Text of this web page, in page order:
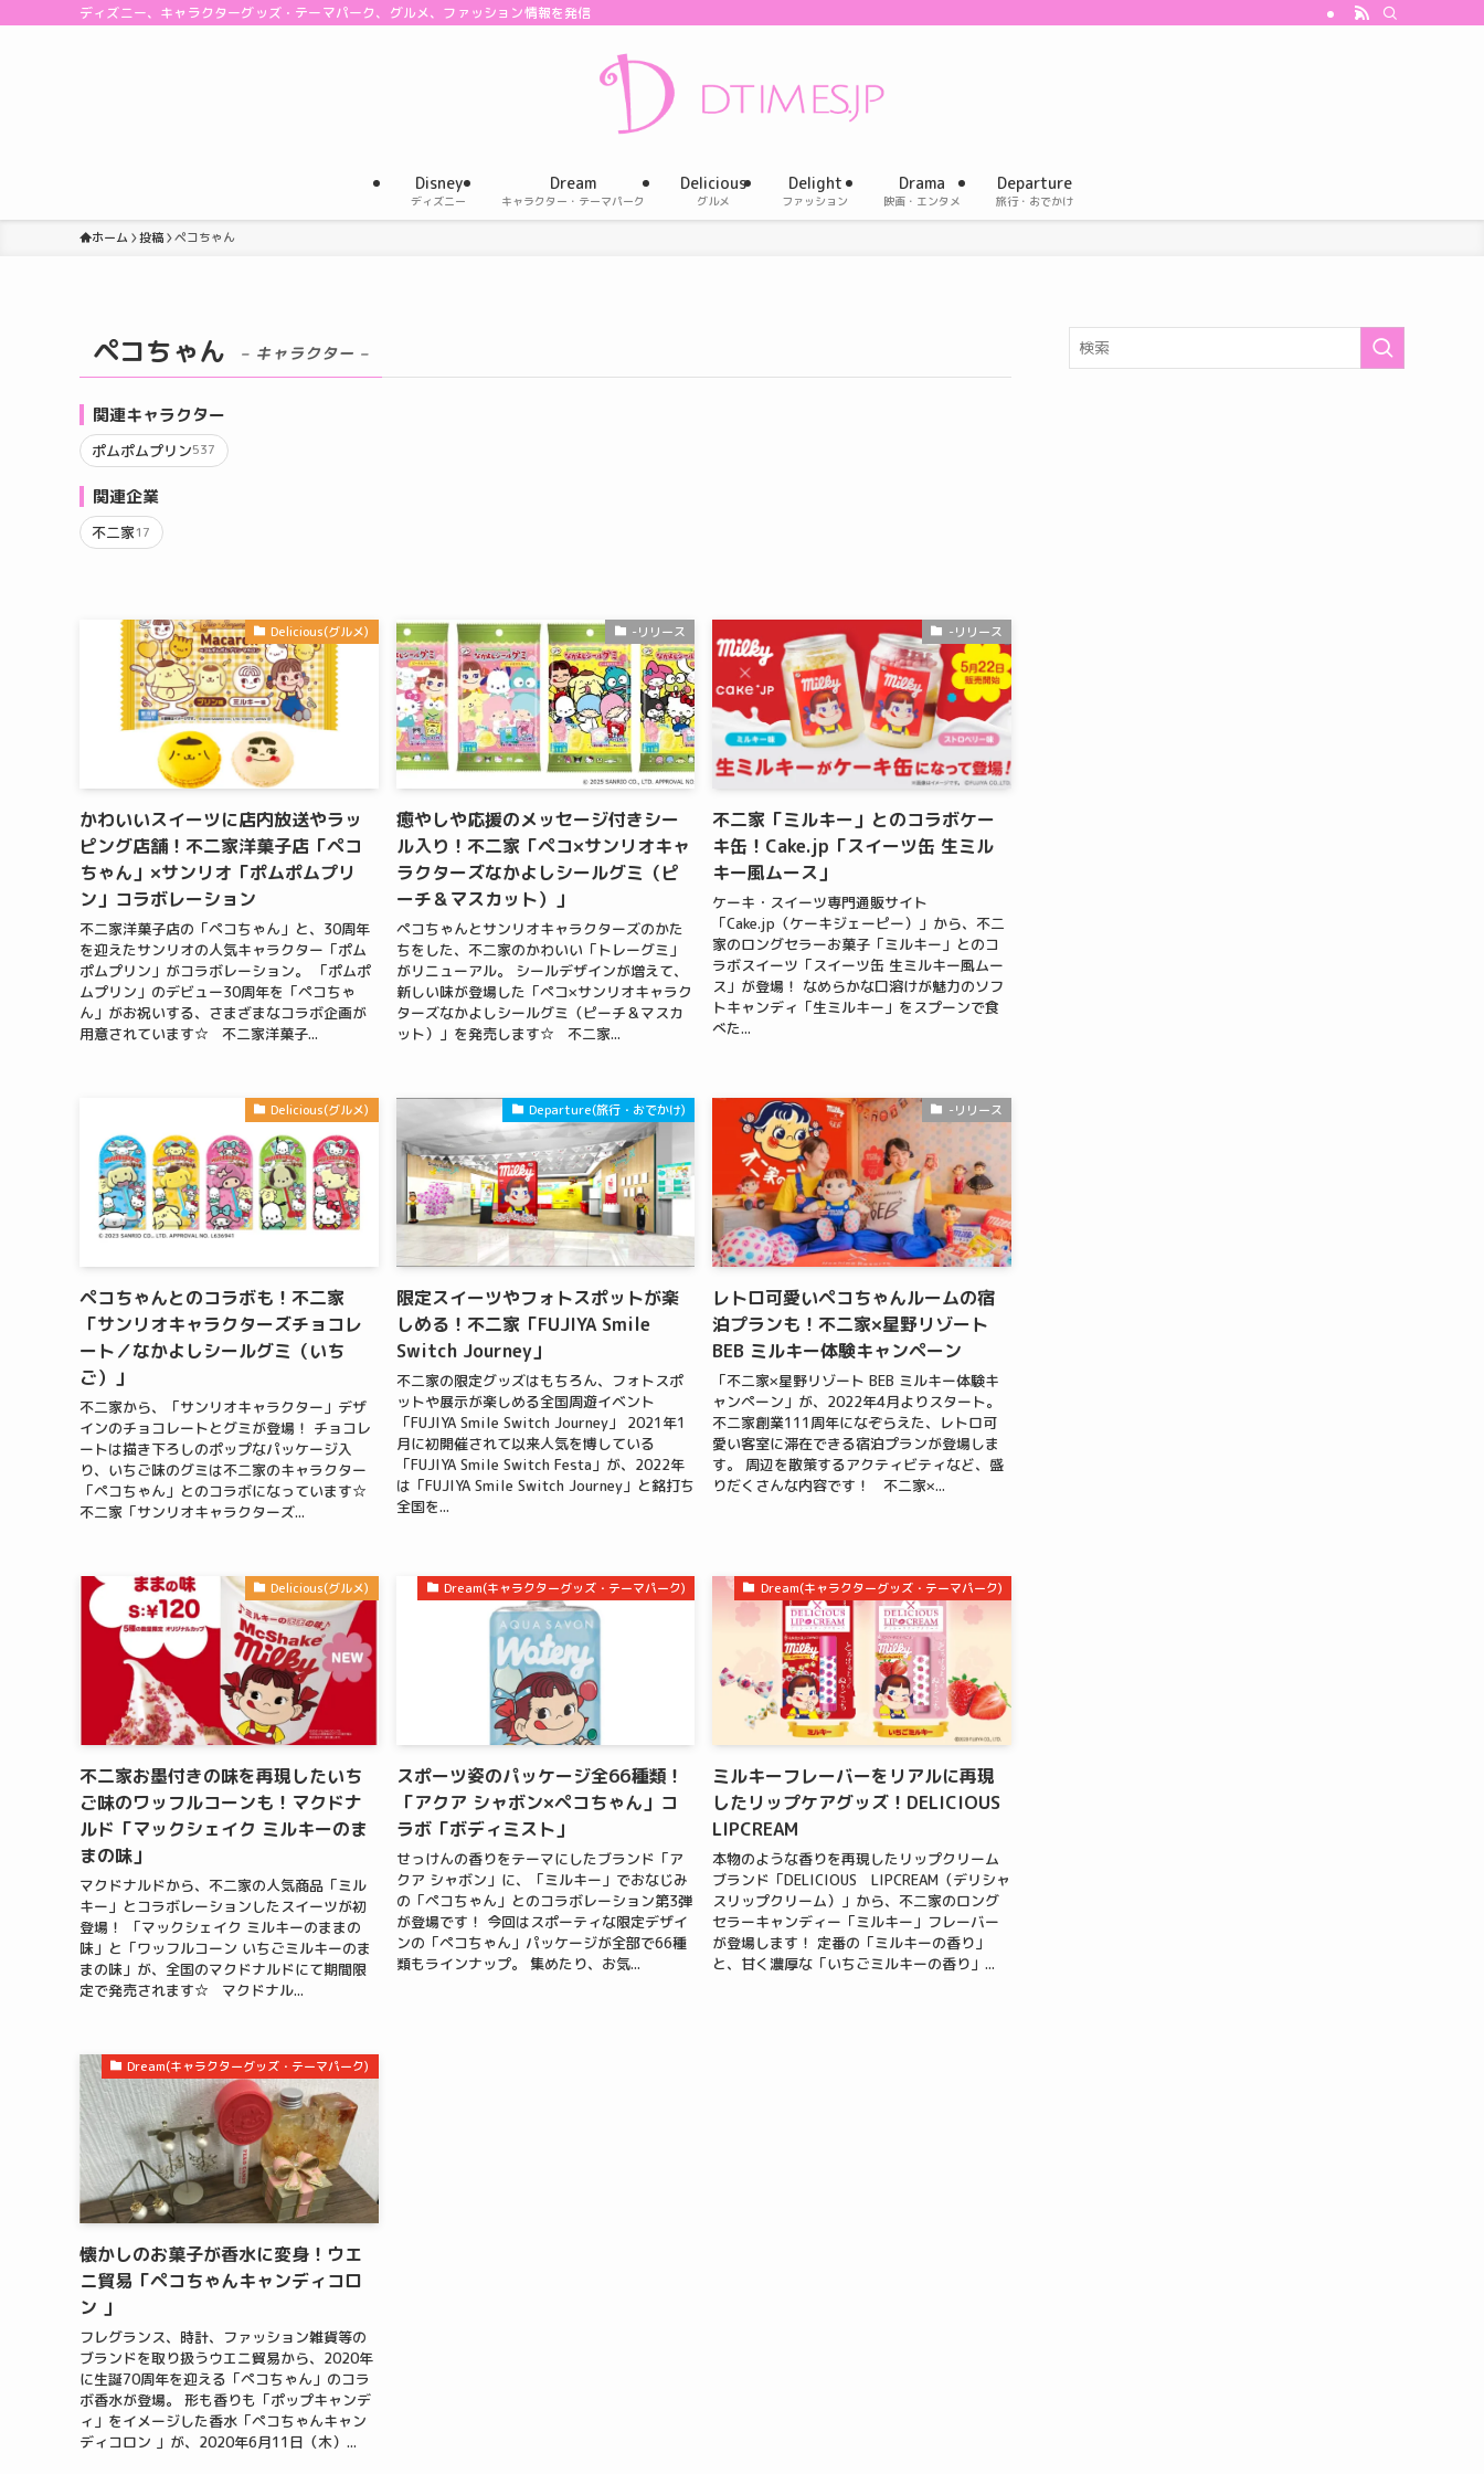
ディズニー、キャラクターグッズ・テーマパーク、グルメ、ファッション情報を発信
Disney
ディズニー
Dream
キャラクター・テーマパーク
Delicious
グルメ
Delight
ファッション
Drama
映画・エンタメ
Departure
旅行・おでかけ
ホーム 投稿 ペコちゃん
ペコちゃん – キャラクター –
関連キャラクター
ポムポムプリン537
関連企業
不二家17
Delicious(グルメ)
かわいいスイーツに店内放送やラッ
ピング店舗！不二家洋菓子店「ペコ
ちゃん」×サンリオ「ポムポムプリ
ン」コラボレーション
不二家洋菓子店の「ペコちゃん」と、30周年
を迎えたサンリオの人気キャラクター「ポム
ポムプリン」がコラボレーション。 「ポムポ
ムプリン」のデビュー30周年を「ペコちゃ
ん」がお祝いする、さまざまなコラボ企画が
用意されています☆ 不二家洋菓子...
-リリース
癒やしや応援のメッセージ付きシー
ル入り！不二家「ペコ×サンリオキャ
ラクターズなかよしシールグミ（ピ
ーチ＆マスカット）」
ペコちゃんとサンリオキャラクターズのかた
ちをした、不二家のかわいい「トレーグミ」
がリニューアル。 シールデザインが増えて、
新しい味が登場した「ペコ×サンリオキャラク
ターズなかよしシールグミ（ピーチ＆マスカ
ット）」を発売します☆ 不二家...
-リリース
不二家「ミルキー」とのコラボケー
キ缶！Cake.jp「スイーツ缶 生ミル
キー風ムース」
ケーキ・スイーツ専門通販サイト
「Cake.jp（ケーキジェーピー）」から、不二
家のロングセラーお菓子「ミルキー」とのコ
ラボスイーツ「スイーツ缶 生ミルキー風ムー
ス」が登場！ なめらかな口溶けが魅力のソフ
トキャンディ「生ミルキー」をスプーンで食
べた...
Delicious(グルメ)
ペコちゃんとのコラボも！不二家
「サンリオキャラクターズチョコレ
ート／なかよしシールグミ（いち
ご）」
不二家から、「サンリオキャラクター」デザ
インのチョコレートとグミが登場！ チョコレ
ートは描き下ろしのポップなパッケージ入
り、いちご味のグミは不二家のキャラクター
「ペコちゃん」とのコラボになっています☆
不二家「サンリオキャラクターズ...
Departure(旅行・おでかけ)
限定スイーツやフォトスポットが楽
しめる！不二家「FUJIYA Smile
Switch Journey」
不二家の限定グッズはもちろん、フォトスポ
ットや展示が楽しめる全国周遊イベント
「FUJIYA Smile Switch Journey」 2021年1
月に初開催されて以来人気を博している
「FUJIYA Smile Switch Festa」が、2022年
は「FUJIYA Smile Switch Journey」と銘打ち
全国を...
-リリース
レトロ可愛いペコちゃんルームの宿
泊プランも！不二家×星野リゾート
BEB ミルキー体験キャンペーン
「不二家×星野リゾート BEB ミルキー体験キ
ャンペーン」が、2022年4月よりスタート。
不二家創業111周年になぞらえた、レトロ可
愛い客室に滞在できる宿泊プランが登場しま
す。 周辺を散策するアクティビティなど、盛
りだくさんな内容です！ 不二家×...
Delicious(グルメ)
不二家お墨付きの味を再現したいち
ご味のワッフルコーンも！マクドナ
ルド「マックシェイク ミルキーのま
まの味」
マクドナルドから、不二家の人気商品「ミル
キー」とコラボレーションしたスイーツが初
登場！ 「マックシェイク ミルキーのままの
味」と「ワッフルコーン いちごミルキーのま
まの味」が、全国のマクドナルドにて期間限
定で発売されます☆ マクドナル...
Dream(キャラクターグッズ・テーマパーク)
スポーツ姿のパッケージ全66種類！
「アクア シャボン×ペコちゃん」コ
ラボ「ボディミスト」
せっけんの香りをテーマにしたブランド「ア
クア シャボン」に、「ミルキー」でおなじみ
の「ペコちゃん」とのコラボレーション第3弾
が登場です！ 今回はスポーティな限定デザイ
ンの「ペコちゃん」パッケージが全部で66種
類もラインナップ。 集めたり、お気...
Dream(キャラクターグッズ・テーマパーク)
ミルキーフレーバーをリアルに再現
したリップケアグッズ！DELICIOUS
LIPCREAM
本物のような香りを再現したリップクリーム
ブランド「DELICIOUS LIPCREAM（デリシャ
スリップクリーム）」から、不二家のロング
セラーキャンディー「ミルキー」フレーバー
が登場します！ 定番の「ミルキーの香り」
と、甘く濃厚な「いちごミルキーの香り」...
Dream(キャラクターグッズ・テーマパーク)
懐かしのお菓子が香水に変身！ウエ
ニ貿易「ペコちゃんキャンディコロ
ン 」
フレグランス、時計、ファッション雑貨等の
ブランドを取り扱うウエニ貿易から、2020年
に生誕70周年を迎える「ペコちゃん」のコラ
ボ香水が登場。 形も香りも「ポップキャンデ
ィ」をイメージした香水「ペコちゃんキャン
ディコロン 」が、2020年6月11日（木）...